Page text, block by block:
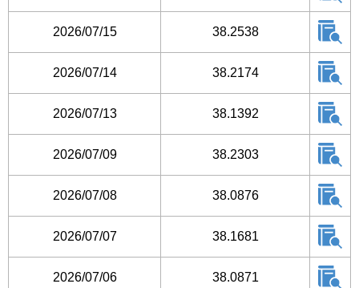
2026/07/15 38.2538
2026/07/14 38.2174
2026/07/13 38.1392
2026/07/09 38.2303
2026/07/08 38.0876
2026/07/07 38.1681
2026/07/06 38.0871